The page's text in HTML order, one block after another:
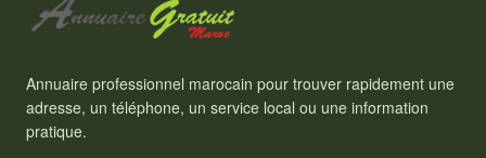
Annuaire professionnel marocain pour trouver rapidement une
adresse, un téléphone, un service local ou une information
pratique.